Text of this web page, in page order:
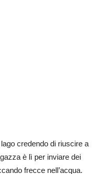
credendo di riuscire a
è lì per inviare dei
frecce nell’acqua.